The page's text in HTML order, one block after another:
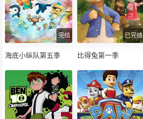
完结
海底小纵队第五季
已完结
比得兔第一季